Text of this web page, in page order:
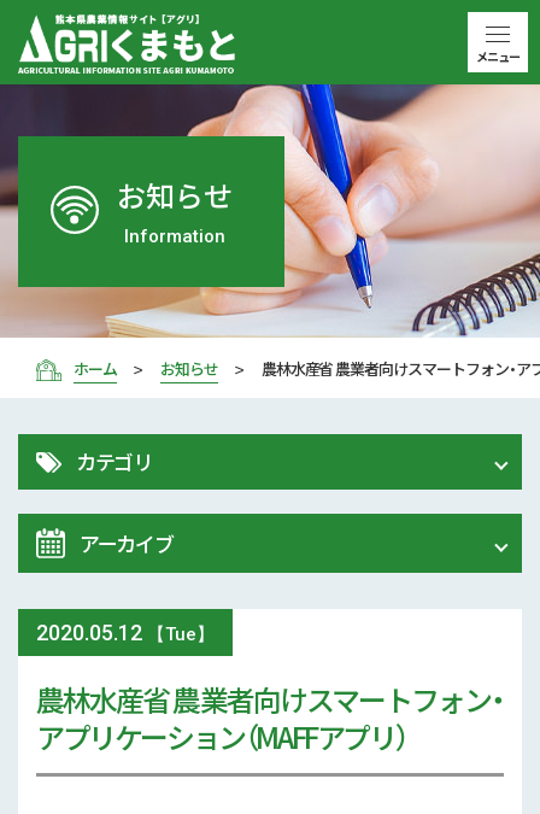
お知らせ
Information
ホーム お知らせ 農林水産省 農業者向けスマートフォン・ア
2020.05.12 【Tue】
農林水産省 農業者向けスマートフォン・
アプリケーション（MAFFアプリ）
カテゴリ
令和8年 熊本地震関連情報
農業大学校
スマート農業
アーカイブ
2026年 (74)
2025年 (107)
2024年 (125)
メニュー